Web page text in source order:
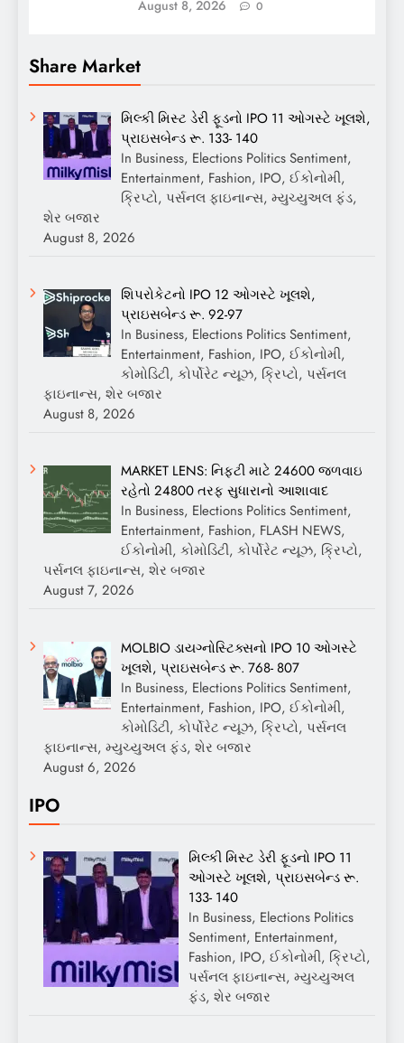
August 8, 2026 0
Share Market
મિલ્કી મિસ્ટ ડેરી ફૂડનો IPO 11 ઓગસ્ટે ખૂલશે,
પ્રાઇસબેન્ડ રૂ. 133- 140
In Business, Elections Politics Sentiment,
Entertainment, Fashion, IPO, ઈકોનોમી,
ક્રિપ્ટો, પર્સનલ ફાઇનાન્સ, મ્યુચ્યુઅલ ફંડ,
શેર બજાર
August 8, 2026
શિપરોકેટનો IPO 12 ઓગસ્ટે ખૂલશે,
પ્રાઇસબેન્ડ રૂ. 92-97
In Business, Elections Politics Sentiment,
Entertainment, Fashion, IPO, ઈકોનોમી,
કોમોડિટી, કોર્પોરેટ ન્યૂઝ, ક્રિપ્ટો, પર્સનલ
ફાઇનાન્સ, શેર બજાર
August 8, 2026
MARKET LENS: નિફ્ટી માટે 24600 જળવાઇ
રહેતો 24800 તરફ સુધારાનો આશાવાદ
In Business, Elections Politics Sentiment,
Entertainment, Fashion, FLASH NEWS,
ઈકોનોમી, કોમોડિટી, કોર્પોરેટ ન્યૂઝ, ક્રિપ્ટો,
પર્સનલ ફાઇનાન્સ, શેર બજાર
August 7, 2026
MOLBIO ડાયગ્નોસ્ટિક્સનો IPO 10 ઓગસ્ટે
ખૂલશે, પ્રાઇસબેન્ડ રૂ. 768- 807
In Business, Elections Politics Sentiment,
Entertainment, Fashion, IPO, ઈકોનોમી,
કોમોડિટી, કોર્પોરેટ ન્યૂઝ, ક્રિપ્ટો, પર્સનલ
ફાઇનાન્સ, મ્યુચ્યુઅલ ફંડ, શેર બજાર
August 6, 2026
IPO
મિલ્કી મિસ્ટ ડેરી ફૂડનો IPO 11
ઓગસ્ટે ખૂલશે, પ્રાઇસબેન્ડ રૂ.
133- 140
In Business, Elections Politics
Sentiment, Entertainment,
Fashion, IPO, ઈકોનોમી, ક્રિપ્ટો,
પર્સનલ ફાઇનાન્સ, મ્યુચ્યુઅલ
ફંડ, શેર બજાર